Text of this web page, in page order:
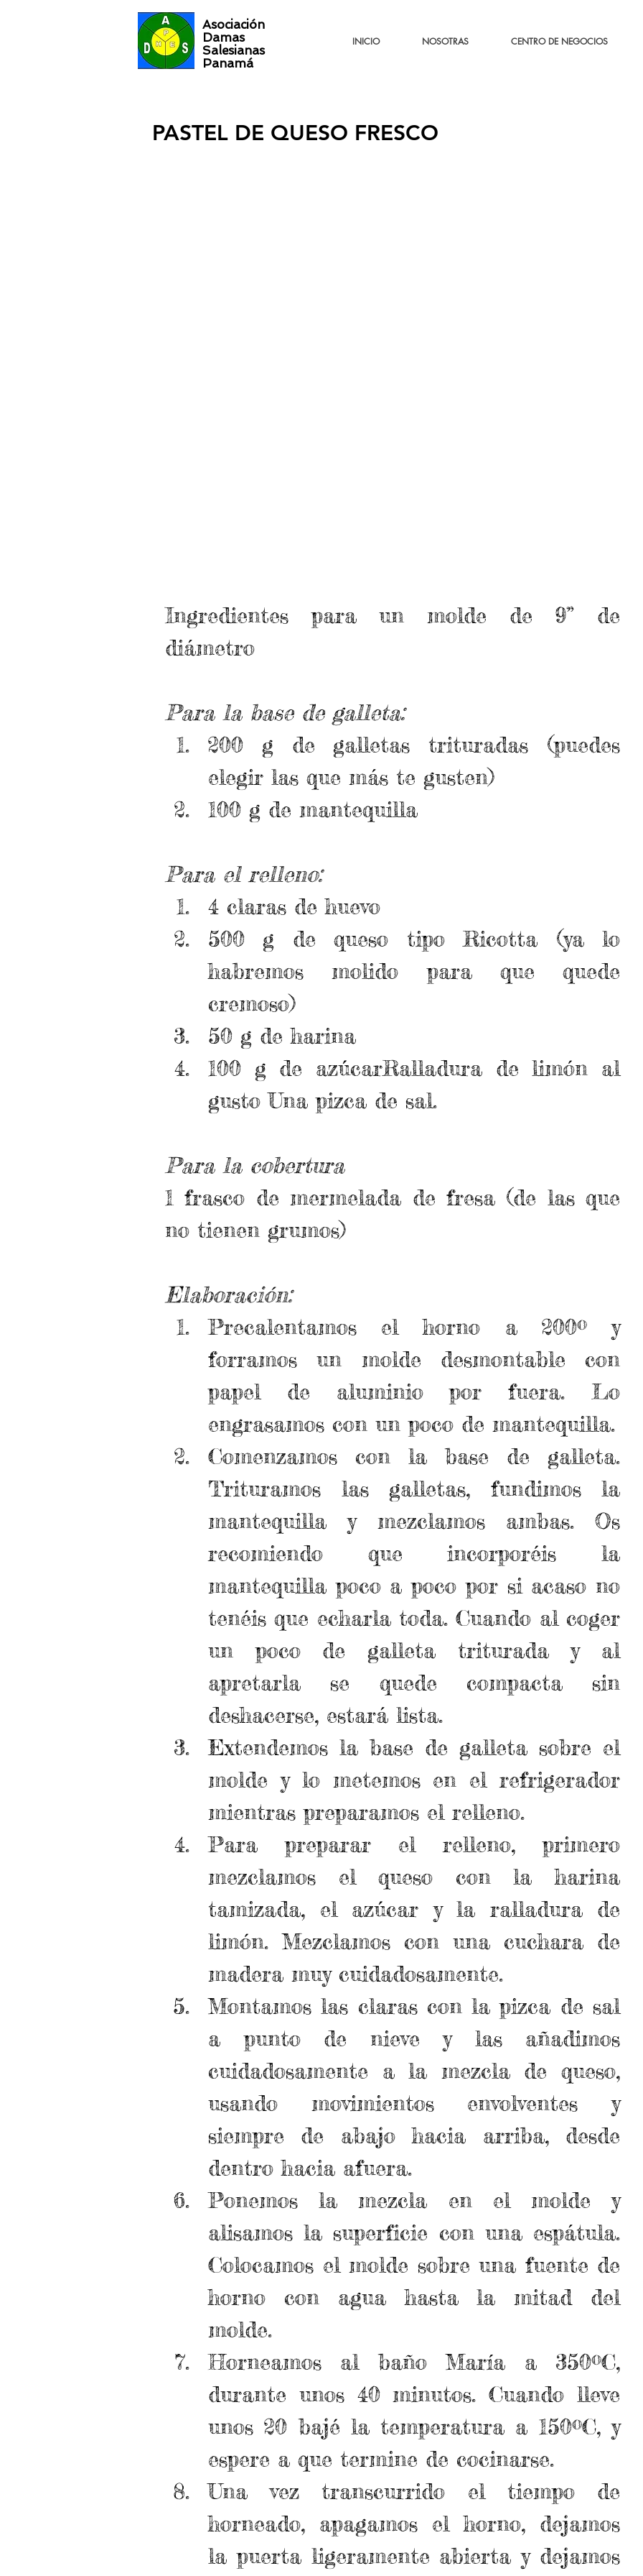
Asociación
Damas
Salesianas
Panamá
INICIO NOSOTRAS CENTRO DE NEGOCIOS
PASTEL DE QUESO FRESCO
Ingredientes para un molde de 9” de
diámetro
Para la base de galleta:
200 g de galletas trituradas (puedes
elegir las que más te gusten)
100 g de mantequilla
Para el relleno:
4 claras de huevo
500 g de queso tipo Ricotta (ya lo
habremos molido para que quede
cremoso)
50 g de harina
100 g de azúcarRalladura de limón al
gusto Una pizca de sal.
Para la cobertura
1 frasco de mermelada de fresa (de las que
no tienen grumos)
Elaboración:
Precalentamos el horno a 200º y
forramos un molde desmontable con
papel de aluminio por fuera. Lo
Comenzamos con la base de galleta.
Trituramos las galletas, fundimos la
mantequilla y mezclamos ambas. Os
recomiendo que incorporéis la
mantequilla poco a poco por si acaso no
tenéis que echarla toda. Cuando al coger
un poco de galleta triturada y al
apretarla se quede compacta sin
deshacerse, estará lista.
Extendemos la base de galleta sobre el
molde y lo metemos en el refrigerador
mientras preparamos el relleno.
Para preparar el relleno, primero
mezclamos el queso con la harina
tamizada, el azúcar y la ralladura de
limón. Mezclamos con una cuchara de
madera muy cuidadosamente.
Montamos las claras con la pizca de sal
a punto de nieve y las añadimos
cuidadosamente a la mezcla de queso,
usando movimientos envolventes y
siempre de abajo hacia arriba, desde
dentro hacia afuera.
Ponemos la mezcla en el molde y
alisamos la superficie con una espátula.
Colocamos el molde sobre una fuente de
horno con agua hasta la mitad del
molde.
Horneamos al baño María a 350ºC,
durante unos 40 minutos. Cuando lleve
unos 20 bajé la temperatura a 150ºC, y
espere a que termine de cocinarse.
Una vez transcurrido el tiempo de
horneado, apagamos el horno, dejamos
la puerta ligeramente abierta y dejamos